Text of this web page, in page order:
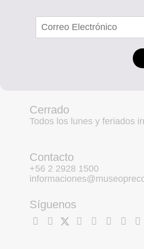
Cerrado
Todos los lunes y feriados
Contacto
+56 2 2928 1500
Síguenos